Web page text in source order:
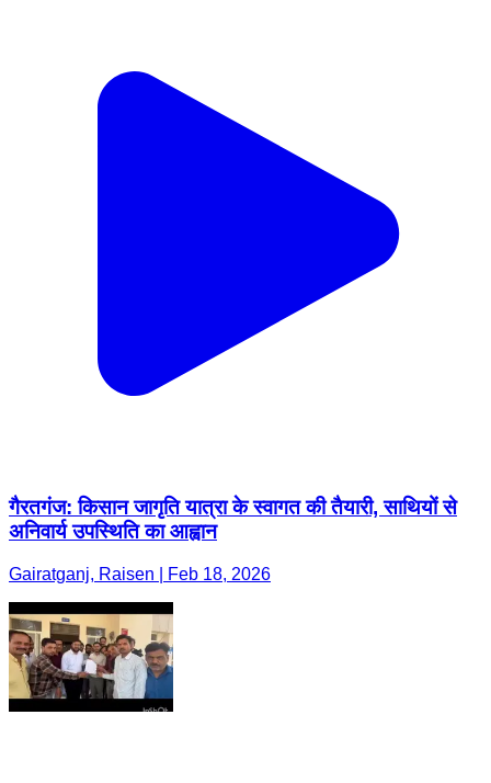
गैरतगंज: किसान जागृति यात्रा के स्वागत की तैयारी, साथियों से
अनिवार्य उपस्थिति का आह्वान
Gairatganj, Raisen | Feb 18, 2026